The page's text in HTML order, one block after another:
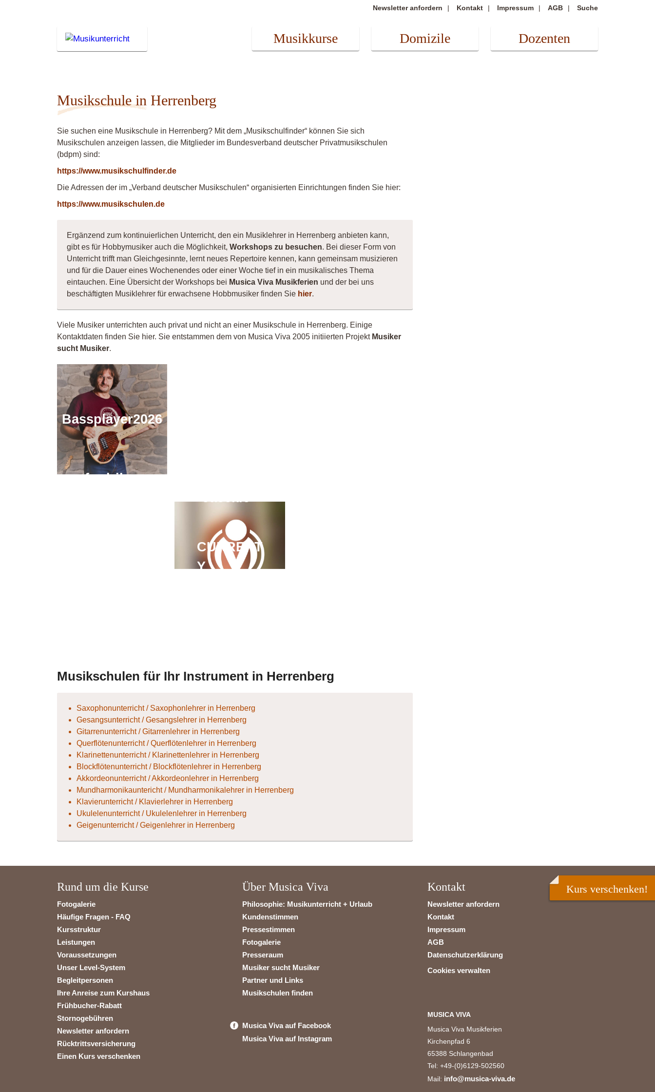
Newsletter anfordern Kontakt Impressum AGB Suche
Musikkurse Domizile Dozenten
Musikschule in Herrenberg
Sie suchen eine Musikschule in Herrenberg? Mit dem „Musikschulfinder“ können Sie sich
Musikschulen anzeigen lassen, die Mitglieder im Bundesverband deutscher Privatmusikschulen
(bdpm) sind:
https://www.musikschulfinder.de
Die Adressen der im „Verband deutscher Musikschulen“ organisierten Einrichtungen finden Sie hier:
https://www.musikschulen.de
Ergänzend zum kontinuierlichen Unterricht, den ein Musiklehrer in Herrenberg anbieten kann,
gibt es für Hobbymusiker auch die Möglichkeit, Workshops zu besuchen. Bei dieser Form von
Unterricht trifft man Gleichgesinnte, lernt neues Repertoire kennen, kann gemeinsam musizieren
und für die Dauer eines Wochenendes oder einer Woche tief in ein musikalisches Thema
eintauchen. Eine Übersicht der Workshops bei Musica Viva Musikferien und der bei uns
beschäftigten Musiklehrer für erwachsene Hobbmusiker finden Sie hier.
Viele Musiker unterrichten auch privat und nicht an einer Musikschule in Herrenberg. Einige
Kontaktdaten finden Sie hier. Sie entstammen dem von Musica Viva 2005 initiierten Projekt Musiker
sucht Musiker.
Bassplayer2026
fredrik
Jaeckle
CURRENT
Y
Musikschulen für Ihr Instrument in Herrenberg
Saxophonunterricht / Saxophonlehrer in Herrenberg
Gesangsunterricht / Gesangslehrer in Herrenberg
Gitarrenunterricht / Gitarrenlehrer in Herrenberg
Querflötenunterricht / Querflötenlehrer in Herrenberg
Klarinettenunterricht / Klarinettenlehrer in Herrenberg
Blockflötenunterricht / Blockflötenlehrer in Herrenberg
Akkordeonunterricht / Akkordeonlehrer in Herrenberg
Mundharmonikauntericht / Mundharmonikalehrer in Herrenberg
Klavierunterricht / Klavierlehrer in Herrenberg
Ukulelenunterricht / Ukulelenlehrer in Herrenberg
Geigenunterricht / Geigenlehrer in Herrenberg
Rund um die Kurse
Fotogalerie
Häufige Fragen - FAQ
Kursstruktur
Leistungen
Voraussetzungen
Unser Level-System
Begleitpersonen
Ihre Anreise zum Kurshaus
Frühbucher-Rabatt
Stornogebühren
Newsletter anfordern
Rücktrittsversicherung
Einen Kurs verschenken
Über Musica Viva
Philosophie: Musikunterricht + Urlaub
Kundenstimmen
Pressestimmen
Fotogalerie
Presseraum
Musiker sucht Musiker
Partner und Links
Musikschulen finden
Musica Viva auf Facebook
Musica Viva auf Instagram
Kontakt
Newsletter anfordern
Kontakt
Impressum
AGB
Datenschutzerklärung
Cookies verwalten
MUSICA VIVA
Musica Viva Musikferien
Kirchenpfad 6
65388 Schlangenbad
Tel: +49-(0)6129-502560
Mail: info@musica-viva.de
Kurs verschenken!